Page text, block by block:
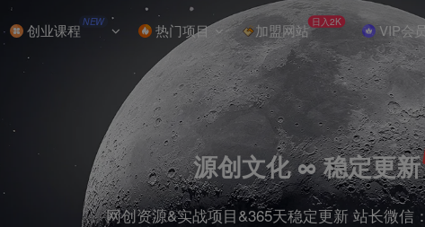
创业课程 NEW 热门项目 加盟网站 日入2K VIP会员
源创文化 ∞ 稳定更新
网创资源&实战项目&365天稳定更新 站长微信